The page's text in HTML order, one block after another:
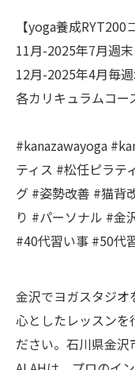
【yoga養成RYT200
11月-2025年7月週
12月-2025年4月毎
各カリキュラムコー
#kanazawayoga
ティス #松任ピラテ
グ #姿勢改善 #猫背
り #パーソナル #金
#40代習い事 #50代
金沢でヨガスタジ
心としたレッスンを
ださい。石川県金沢